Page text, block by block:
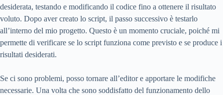
desiderata, testando e modificando il codice fino a ottenere il risultato
voluto. Dopo aver creato lo script, il passo successivo è testarlo
all’interno del mio progetto. Questo è un momento cruciale, poiché mi
permette di verificare se lo script funziona come previsto e se produce i
risultati desiderati.
Se ci sono problemi, posso tornare all’editor e apportare le modifiche
necessarie. Una volta che sono soddisfatto del funzionamento dello